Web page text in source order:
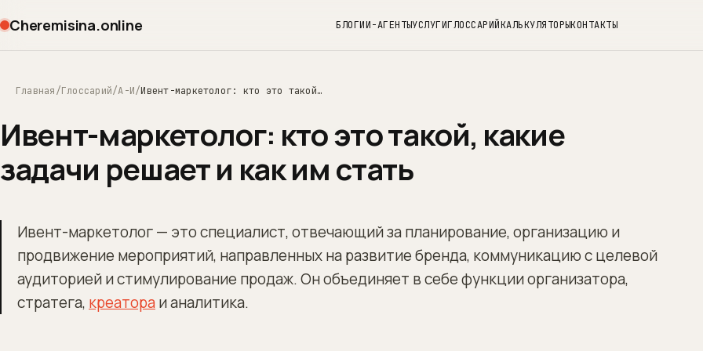
Cheremisina.online БЛОГИИ-АГЕНТЫУСЛУГИГЛОССАРИЙКАЛЬКУЛЯТОРЫКОНТАКТЫ
Главная Глоссарий А-И Ивент-маркетолог: кто это такой, какие задачи решает и как им стать
Ивент-маркетолог: кто это такой, какие
задачи решает и как им стать
Ивент-маркетолог — это специалист, отвечающий за планирование, организацию и
продвижение мероприятий, направленных на развитие бренда, коммуникацию с целевой
аудиторией и стимулирование продаж. Он объединяет в себе функции организатора,
стратега, креатораи аналитика.